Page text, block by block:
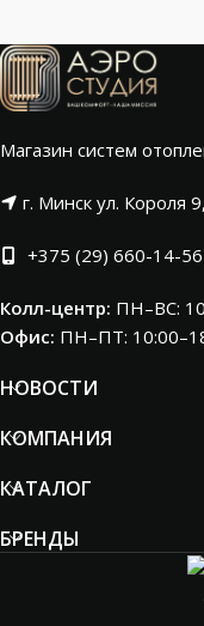
Магазин систем
г. Минск ул. Короля
+375 (29) 660-14-56
Колл-центр: ПН–ВС:
Офис: ПН–ПТ:
НОВОСТИ
КОМПАНИЯ
КАТАЛОГ
БРЕНДЫ